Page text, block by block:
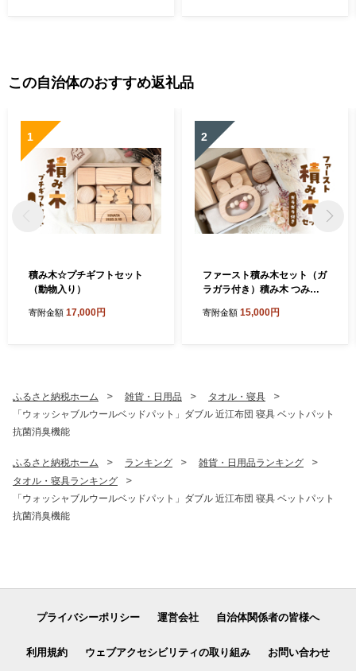
この自治体のおすすめ返礼品
1
積み木☆プチギフトセット
（動物入り）
寄附金額 17,000円
2
ファースト積み木セット（ガ
ラガラ付き）積み木 つみき
り おもちゃ 知育 玩具 無垢
寄附金額 15,000円
ふるさと納税ホーム 雑貨・日用品
タオル・寝具
「ウォッシャブルウールベッドパット」ダブル 近江布団 寝具 ベットパット
抗菌消臭機能
ふるさと納税ホーム ランキング
雑貨・日用品ランキング
タオル・寝具ランキング
「ウォッシャブルウールベッドパット」ダブル 近江布団 寝具 ベットパット
抗菌消臭機能
プライバシーポリシー 運営会社 自治体関係者の皆様へ
利用規約 ウェブアクセシビリティの取り組み お問い合わせ